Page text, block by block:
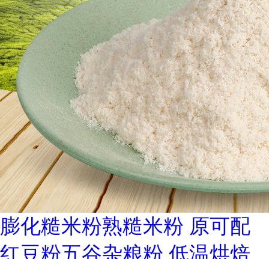
膨化糙米粉熟糙米粉 原可配
红豆粉五谷杂粮粉 低温烘焙